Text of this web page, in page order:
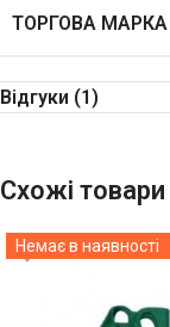
ТОРГОВА МАРКА
Відгуки (1)
Схожі товари
Немає в наявності